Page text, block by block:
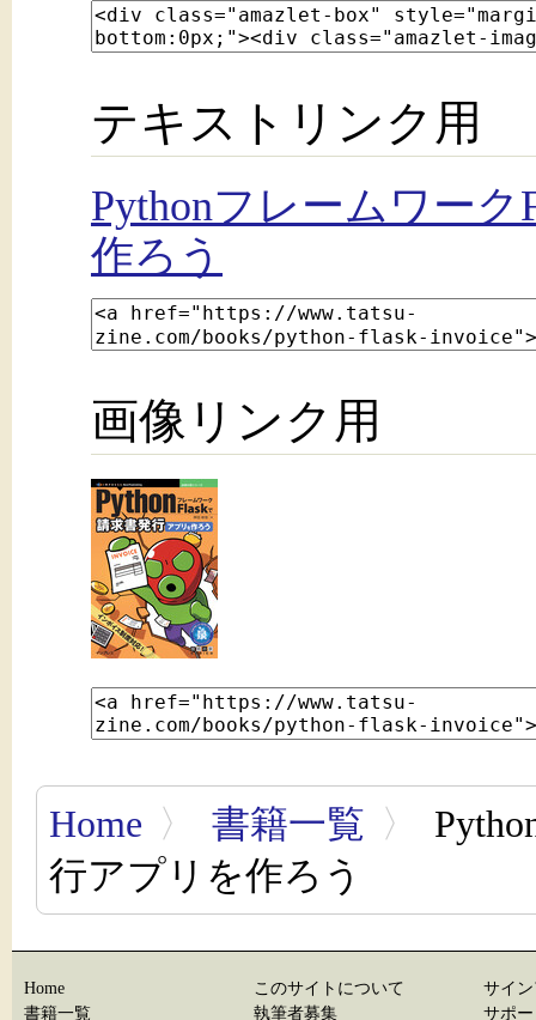
テキストリンク用
Pythonフレームワー
作ろう
画像リンク用
Home 〉 書籍一覧 〉
行アプリを作ろう
Home
書籍一覧
このサイトについて
執筆者募集
サイ
サポ